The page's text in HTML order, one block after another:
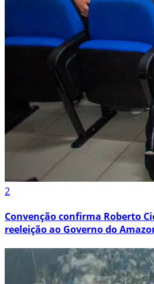
2
Convenção confirma Roberto
reeleição ao Governo do